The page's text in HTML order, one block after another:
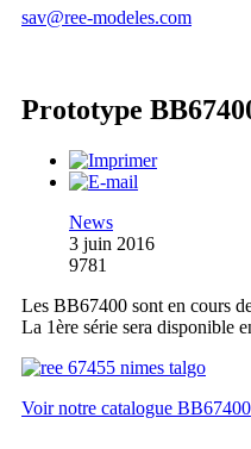
sav@ree-modeles.com
Prototype
News
3 juin 2016
9781
Les BB67400 sont en cours
La 1ère série sera disponible
Voir notre catalogue BB67400